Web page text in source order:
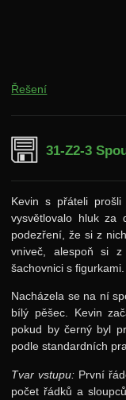
Řešení
31-Z2-3
Kevin s přáteli
vysvětlovalo hluk za
podezření, že si z
vniveč, alespoň si z
šachovnici s figurkami.
Nacházela se na ní
bílý pěšec. Kevin
pokud by černý byl
podle standardních
Tvar vstupu: První
počet řádků a